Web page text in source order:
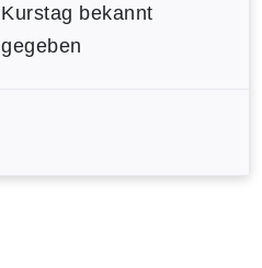
Kurstag bekannt
gegeben